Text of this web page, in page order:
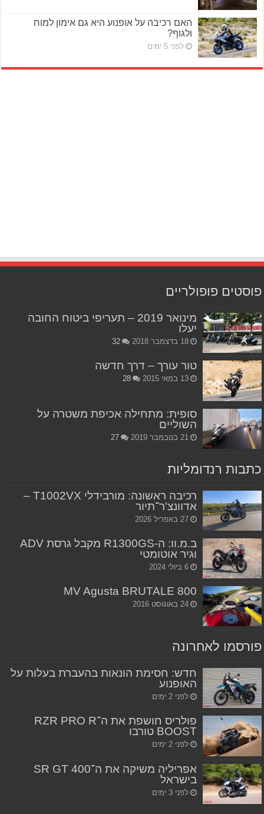
האם רכיבה על אופנוע היא גם אימון למוח
ולגוף?
לפני 5 ימים
פוסטים פופולריים
מינואר 2019 – תעריפי ביטוח החובה
יעלו
18 בדצמבר 2018 32
טור עורך – דרך חדשה
13 במאי 2015 28
סופית: מתחילה אכיפת משטרה על
השוליים
21 בנובמבר 2019 27
כתבות רנדומליות
רכיבה ראשונה: מורבידלי T1002VX –
אדוונצ'ר־תיור
27 באפריל 2026
ב.מ.וו: ה-R1300GS מקבל גרסת ADV
וגיר אוטומטי
6 ביולי 2024
MV Agusta BRUTALE 800
24 באוגוסט 2016
פורסמו לאחרונה
חדש: חסימת הונאות בהעברת בעלות על
האופנוע
לפני 2 ימים
פולריס חושפת את ה־RZR PRO R
BOOST טורבו
לפני 2 ימים
אפריליה משיקה את ה־SR GT 400
בישראל
לפני 3 ימים